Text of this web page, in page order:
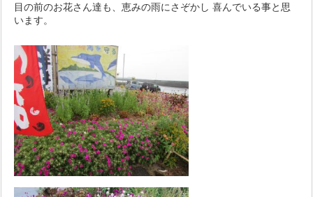
目の前のお花さん達も、恵みの雨にさぞかし 喜んでいる事と思
います。